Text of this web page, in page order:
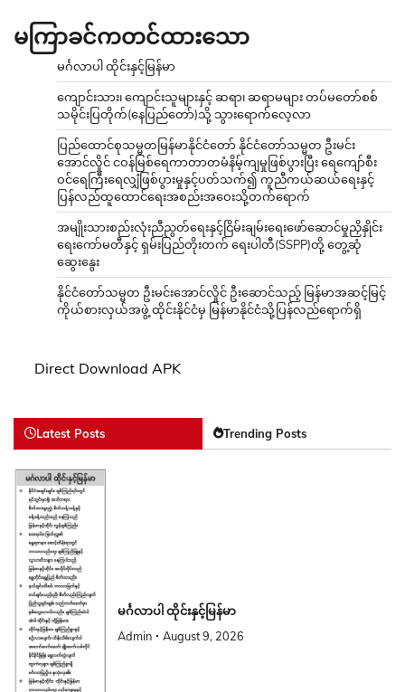
မကြာခင်ကတင်ထားသော
မင်္ဂလာပါ ထိုင်းနှင့်မြန်မာ
ကျောင်းသား၊ ကျောင်းသူများနှင့် ဆရာ၊ ဆရာမများ တပ်မတော်စစ်
သမိုင်းပြတိုက်(နေပြည်တော်)သို့ သွားရောက်လေ့လာ
ပြည်ထောင်စုသမ္မတမြန်မာနိုင်ငံတော် နိုင်ငံတော်သမ္မတ ဦးမင်း
အောင်လှိုင် ငဝန်မြစ်ရေကာတာတမံနိမ့်ကျမှုဖြစ်ပွားပြီး ရေကျော်စီး
ဝင်ရေကြီးရေလျှံဖြစ်ပွားမှုနှင့်ပတ်သက်၍ ကူညီကယ်ဆယ်ရေးနှင့်
ပြန်လည်ထူထောင်ရေးအစည်းအဝေးသို့တက်ရောက်
အမျိုးသားစည်းလုံးညီညွတ်ရေးနှင့်ငြိမ်းချမ်းရေးဖော်ဆောင်မှုညှိနှိုင်း
ရေးကော်မတီနှင့် ရှမ်းပြည်တိုးတက် ရေးပါတီ(SSPP)တို့ တွေ့ဆုံ
ဆွေးနွေး
နိုင်ငံတော်သမ္မတ ဦးမင်းအောင်လှိုင် ဦးဆောင်သည့် မြန်မာအဆင့်မြင့်
ကိုယ်စားလှယ်အဖွဲ့ ထိုင်းနိုင်ငံမှ မြန်မာနိုင်ငံသို့ပြန်လည်ရောက်ရှိ
Direct Download APK
Latest Posts Trending Posts
မင်္ဂလာပါ ထိုင်းနှင့်မြန်မာ
Admin August 9, 2026